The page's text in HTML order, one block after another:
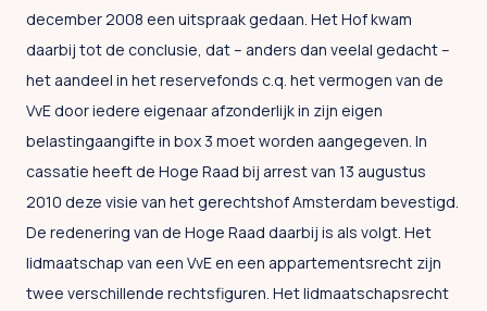
december 2008 een uitspraak gedaan. Het Hof kwam
daarbij tot de conclusie, dat – anders dan veelal gedacht –
het aandeel in het reservefonds c.q. het vermogen van de
VvE door iedere eigenaar afzonderlijk in zijn eigen
belastingaangifte in box 3 moet worden aangegeven. In
cassatie heeft de Hoge Raad bij arrest van 13 augustus
2010 deze visie van het gerechtshof Amsterdam bevestigd.
De redenering van de Hoge Raad daarbij is als volgt. Het
lidmaatschap van een VvE en een appartementsrecht zijn
twee verschillende rechtsfiguren. Het lidmaatschapsrecht